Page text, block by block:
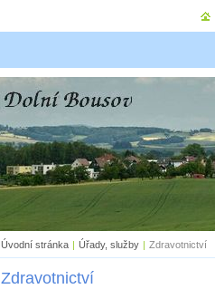
Úvodní stránka | Úřady, služby | Zdravotnictví
Zdravotnictví